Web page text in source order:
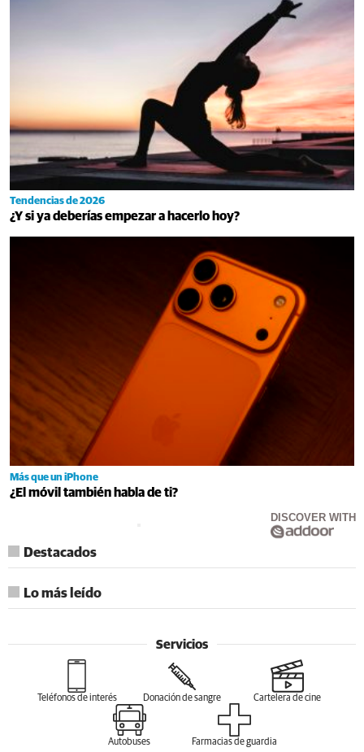
Tendencias de 2026
¿Y si ya deberías empezar a hacerlo hoy?
Más que un iPhone
¿El móvil también habla de ti?
DISCOVER WITH
Destacados
Lo más leído
Servicios
Teléfonos de interés Donación de sangre Cartelera de cine
Autobuses Farmacias de guardia